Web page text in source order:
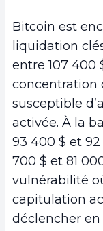
Bitcoin est
liquidation
entre 107 400
concentration
susceptible
activée. À la
93 400 $ et
700 $ et 81
vulnérabilité
capitulation
déclencher en